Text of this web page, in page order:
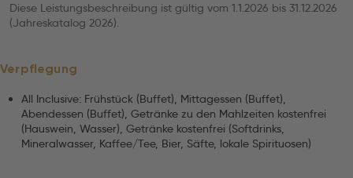
Diese Leistungsbeschreibung ist gültig vom 1.1.2026 bis 31.12.2026
(Jahreskatalog 2026).
Verpflegung
All Inclusive: Frühstück (Buffet), Mittagessen (Buffet),
Abendessen (Buffet), Getränke zu den Mahlzeiten kostenfrei
(Hauswein, Wasser), Getränke kostenfrei (Softdrinks,
Mineralwasser, Kaffee/Tee, Bier, Säfte, lokale Spirituosen)